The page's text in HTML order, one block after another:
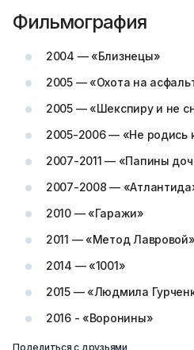
Фильмография
2004 — «Близнецы»
2005 — «Охота на
2005 — «Шекспиру и не
2005-2006 — «Не родись
2007-2011 — «Папины
2007-2008 —
2010 — «Гаражи»
2011 — «Метод Лавровой»
2014 — «1001»
2015 — «Людмила
2016 - «Воронины»
Поделиться с друзьями